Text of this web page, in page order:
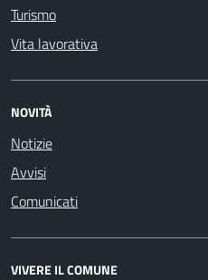
Turismo
Vita lavorativa
NOVITÀ
Notizie
Avvisi
Comunicati
VIVERE IL COMUNE